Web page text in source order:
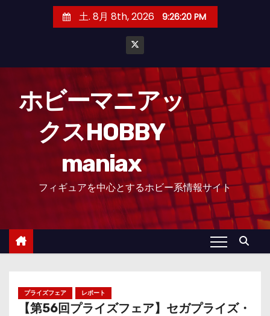
土. 8月 8th, 2026 9:26:22 PM
ホビーマニアッ
クスHOBBY
maniax
フィギュアを中心とするホビー系情報サイト
プライズフェア レポート
【第56回プライズフェア】セガプライズ・